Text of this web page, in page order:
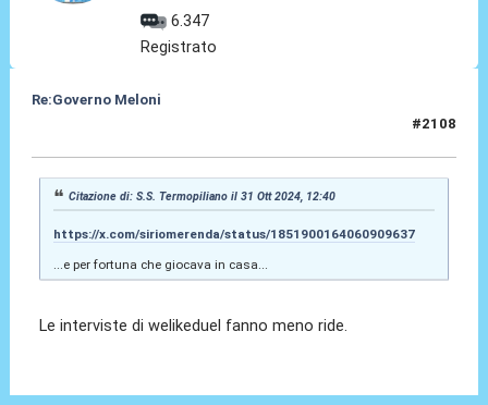
6.347
Registrato
Re:Governo Meloni
#2108
Citazione di: S.S. Termopiliano il 31 Ott 2024, 12:40
https://x.com/siriomerenda/status/1851900164060909637
...e per fortuna che giocava in casa...
Le interviste di welikeduel fanno meno ride.